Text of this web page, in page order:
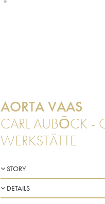
AORTA VAAS
CARL AUBŌCK -
WERKSTÄTTE
STORY
DETAILS